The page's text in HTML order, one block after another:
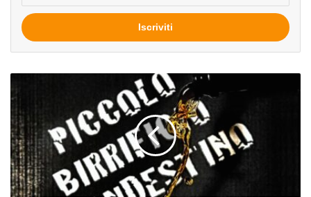
tua
mail
Julienbach
del
Piccolo
Birrificio
Clandestino